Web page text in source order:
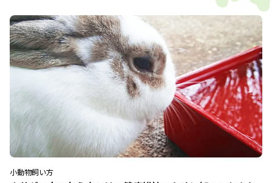
小動物飼い方